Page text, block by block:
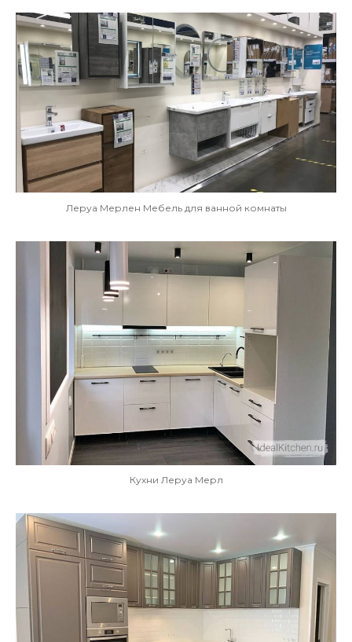
Леруа Мерлен Мебель для ванной комнаты
Кухни Леруа Мерл